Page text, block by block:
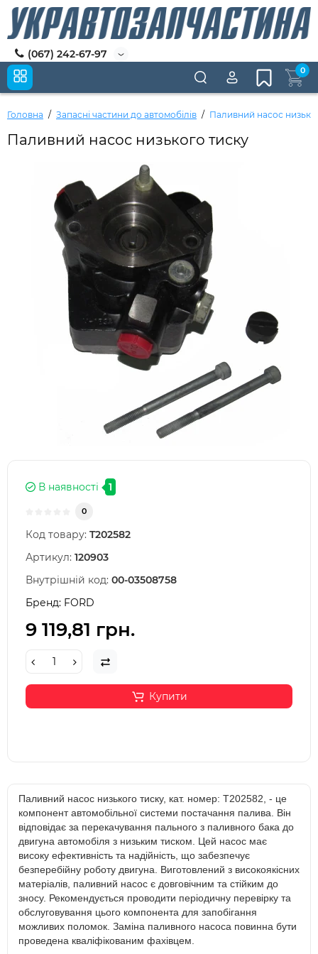
(067) 242-67-97
0
Головна Запасні частини до автомобілів Паливний насос
Паливний насос низького тиску
В наявності 1
0
Код товару: T202582
Артикул: 120903
Внутрішній код: 00-03508758
Бренд: FORD
9 119,81 грн.
Купити
Паливний насос низького тиску, кат. номер: T202582, - це
компонент автомобільної системи постачання палива. Він
відповідає за перекачування пального з паливного бака до
двигуна автомобіля з низьким тиском. Цей насос має
високу ефективність та надійність, що забезпечує
безперебійну роботу двигуна. Виготовлений з високоякісних
матеріалів, паливний насос є довговічним та стійким до
зносу. Рекомендується проводити періодичну перевірку та
обслуговування цього компонента для запобігання
можливих поломок. Заміна паливного насоса повинна бути
проведена кваліфікованим фахівцем.